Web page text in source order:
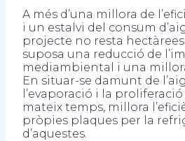
A més d’una millora de
i un estalvi del consum
projecte no resta
suposa una reducció de
mediambiental i una
En situar-se damunt de
l’evaporació i la proliferació
mateix temps, millora
pròpies plaques per la
d’aquestes.